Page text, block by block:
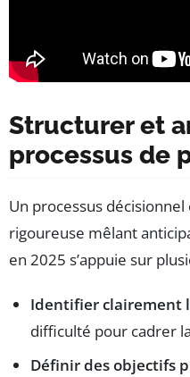
Structurer et
processus de
Un processus
rigoureuse mêlant
en 2025 s’appuie sur
Identifier clairement
difficulté pour cadrer
Définir des objectifs